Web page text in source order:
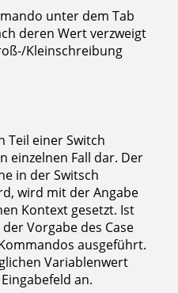
unter dem Tab
deren Wert verzweigt
Kleinschreibung
Teil einer Switch
einzelnen Fall dar. Der
in der Switsch
wird mit der Angabe
Kontext gesetzt. Ist
Vorgabe des Case
ausgeführt.
Variablenwert
an.